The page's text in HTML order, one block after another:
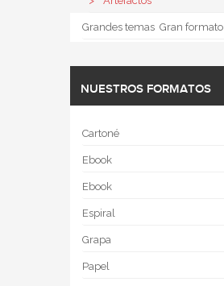
Grandes temas  Gran formato
NUESTROS FORMATOS
Cartoné
Ebook
Ebook
Espiral
Grapa
Papel